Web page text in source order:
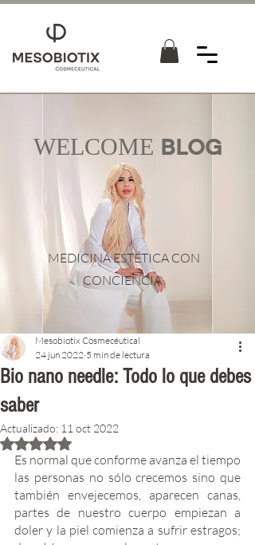
WELCOME BLOG
MEDICINA ESTÉTICA CON
CONCIENCIA
Bio nano needle: Todo lo que debes
saber
Mesobiotix Cosmecéutical
24 jun 2022 5 min de lectura
Actualizado: 11 oct 2022
Obtuvo NaN de 5 estrellas.
Es normal que conforme avanza el tiempo
las personas no sólo crecemos sino que
también envejecemos, aparecen canas,
partes de nuestro cuerpo empiezan a
doler y la piel comienza a sufrir estragos;